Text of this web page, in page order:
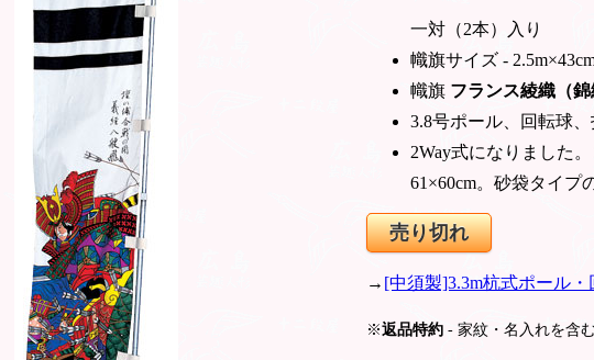
一対（2本）入り
幟旗サイズ -
幟旗 フランス綾織（
3.8号ポール、回転球
2Way式になりました
61×60cm。砂袋タイプ
売り切れ
→ [中須製]3.3m杭式ポール
※返品特約 - 家紋・名入れを含